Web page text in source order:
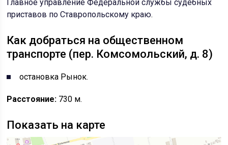
Главное управление Федеральной службы судебных
приставов по Ставропольскому краю.
Как добраться на общественном
транспорте (пер. Комсомольский, д. 8)
остановка Рынок.
Расстояние: 730 м.
Показать на карте